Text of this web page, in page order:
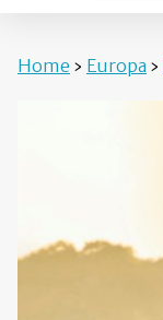
Home › Europa ›